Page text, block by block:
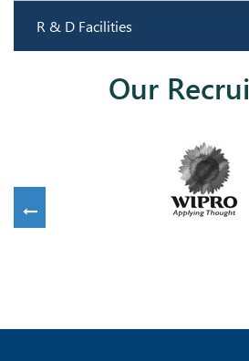
R & D Facilities
Our